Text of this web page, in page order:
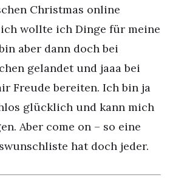
Christmas online
wollte ich Dinge für meine
aber dann doch bei
gelandet und jaaabei
Freude bereiten. Ich bin ja
glücklich und kann mich
Aber come on – so eine
hat doch jeder.